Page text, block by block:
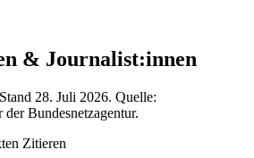
& Journalist:innen
28. Juli 2026. Quelle:
Bundesnetzagentur.
Zitieren